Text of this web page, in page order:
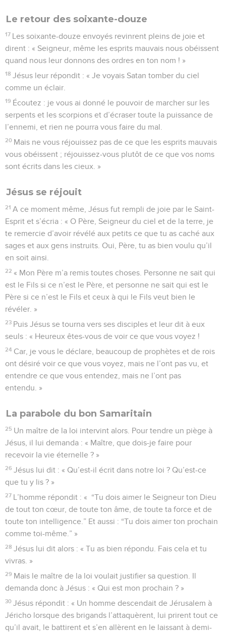
Le retour des soixante-douze
17 Les soixante-douze envoyés revinrent pleins de joie et
dirent : « Seigneur, même les esprits mauvais nous obéissent
quand nous leur donnons des ordres en ton nom ! »
18 Jésus leur répondit : « Je voyais Satan tomber du ciel
comme un éclair.
19 Écoutez : je vous ai donné le pouvoir de marcher sur les
serpents et les scorpions et d’écraser toute la puissance de
l’ennemi, et rien ne pourra vous faire du mal.
20 Mais ne vous réjouissez pas de ce que les esprits mauvais
vous obéissent ; réjouissez-vous plutôt de ce que vos noms
sont écrits dans les cieux. »
Jésus se réjouit
21 A ce moment même, Jésus fut rempli de joie par le Saint-
Esprit et s’écria : « O Père, Seigneur du ciel et de la terre, je
te remercie d’avoir révélé aux petits ce que tu as caché aux
sages et aux gens instruits. Oui, Père, tu as bien voulu qu’il
en soit ainsi.
22 « Mon Père m’a remis toutes choses. Personne ne sait qui
est le Fils si ce n’est le Père, et personne ne sait qui est le
Père si ce n’est le Fils et ceux à qui le Fils veut bien le
révéler. »
23 Puis Jésus se tourna vers ses disciples et leur dit à eux
seuls : « Heureux êtes-vous de voir ce que vous voyez !
24 Car, je vous le déclare, beaucoup de prophètes et de rois
ont désiré voir ce que vous voyez, mais ne l’ont pas vu, et
entendre ce que vous entendez, mais ne l’ont pas
entendu. »
La parabole du bon Samaritain
25 Un maître de la loi intervint alors. Pour tendre un piège à
Jésus, il lui demanda : « Maître, que dois-je faire pour
recevoir la vie éternelle ? »
26 Jésus lui dit : « Qu’est-il écrit dans notre loi ? Qu’est-ce
que tu y lis ? »
27 L’homme répondit : « “Tu dois aimer le Seigneur ton Dieu
de tout ton cœur, de toute ton âme, de toute ta force et de
toute ton intelligence.” Et aussi : “Tu dois aimer ton prochain
comme toi-même.” »
28 Jésus lui dit alors : « Tu as bien répondu. Fais cela et tu
vivras. »
29 Mais le maître de la loi voulait justifier sa question. Il
demanda donc à Jésus : « Qui est mon prochain ? »
30 Jésus répondit : « Un homme descendait de Jérusalem à
Jéricho lorsque des brigands l’attaquèrent, lui prirent tout ce
qu’il avait, le battirent et s’en allèrent en le laissant à demi-